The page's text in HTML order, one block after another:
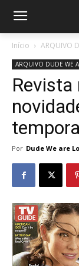
Início ARQUIVO
ARQUIVO DUDE WE
Por Dude We are